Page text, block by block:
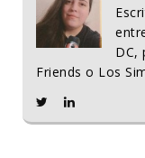
DC,
Friends o Los